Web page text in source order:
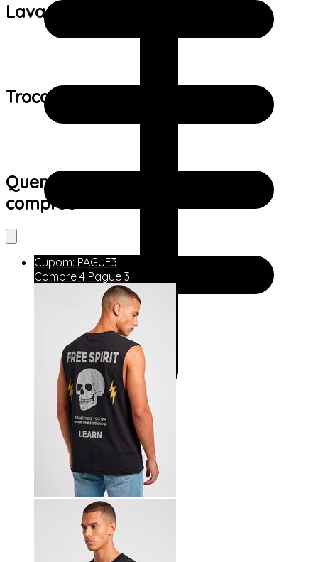
Lavagem:
Trocas e devoluções:
Quem viu este produto também
comprou